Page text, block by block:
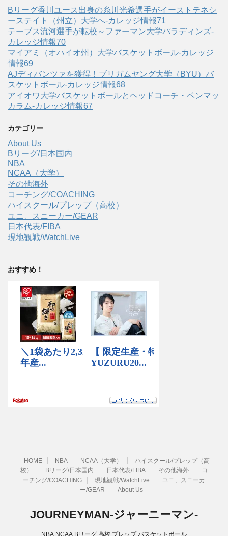
Bリーグ香川ユース出身の糸川光希選手がイーストテネシ
ーステイト（州立）大学へ‐カレッジ情報71
テーブス流河選手が転校～ファーマン大学パラディンズ-
カレッジ情報70
マイアミ（オハイオ州）大学バスケットボール-カレッジ
情報69
AJディバンツァを獲得！ブリガムヤング大学（BYU）バ
スケットボール-カレッジ情報68
アイオワ大学バスケットボールとヘッドコーチ・ベンマッ
カラム-カレッジ情報67
カテゴリー
About Us
Bリーグ/日本国内
NBA
NCAA（大学）
その他海外
コーチング/COACHING
ハイスクール/プレップ（高校）
ユニ、スニーカー/GEAR
日本代表/FIBA
現地観戦/WatchLive
おすすめ！
HOME NBA NCAA（大学）
ハイスクール/プレップ（高
校）
Bリーグ/日本国内 日本代表/FIBA その他海外
コ
ーチング/COACHING
現地観戦/WatchLive
ユニ、スニーカ
ー/GEAR
About Us
JOURNEYMAN-ジャーニーマン-
NBA,NCAA,Bリーグ,高校,プレップ,バスケットボール